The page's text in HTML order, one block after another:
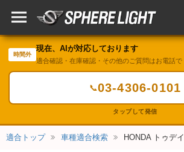
時間外
現在、AIが対応しております
適合確認・在庫確認・その他のご質問はお電話で
📞03-4306-0101
タップして発信
適合トップ 車種適合検索 HONDA トゥデイ